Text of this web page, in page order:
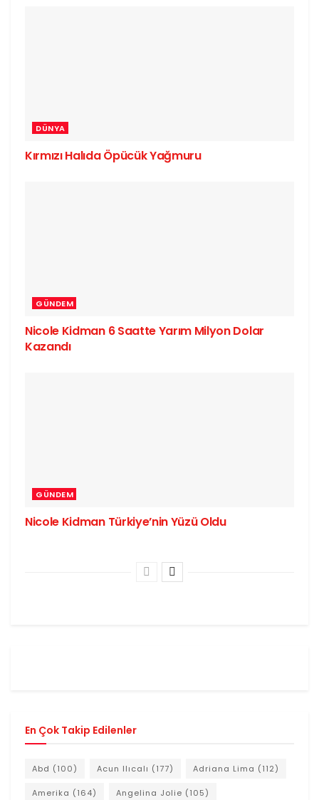
DÜNYA
Kırmızı Halıda Öpücük Yağmuru
GÜNDEM
Nicole Kidman 6 Saatte Yarım Milyon Dolar
Kazandı
GÜNDEM
Nicole Kidman Türkiye’nin Yüzü Oldu
En Çok Takip Edilenler
Abd (100) Acun Ilıcalı (177) Adriana Lima (112)
Amerika (164) Angelina Jolie (105)